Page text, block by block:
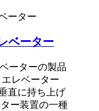
ベーター
ーターの製品
レベーター
直に持ち上げ
ー装置の一種